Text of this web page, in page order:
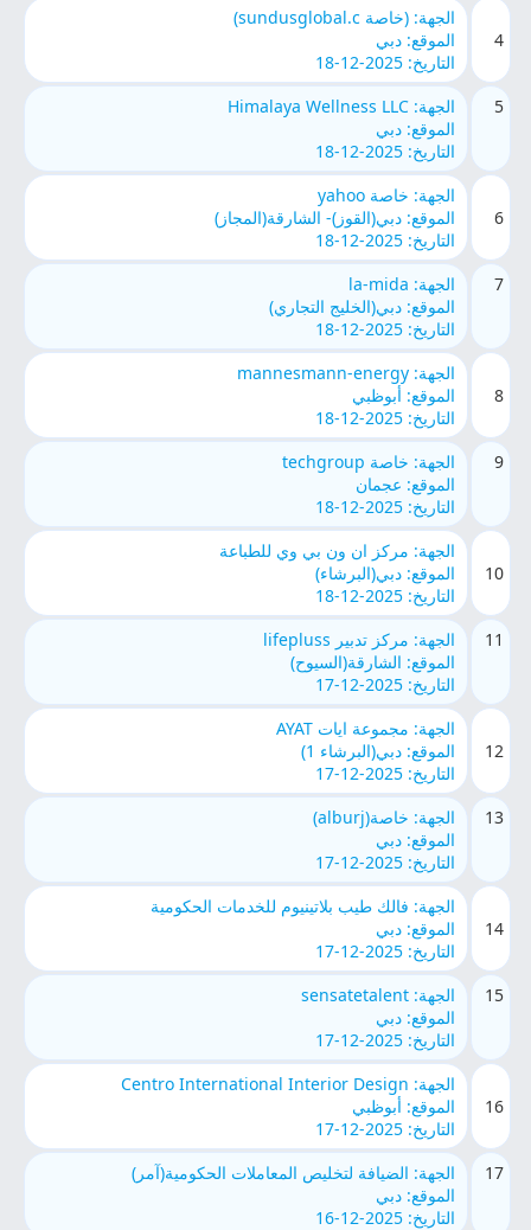
4
الجهة: (خاصة sundusglobal.c)
الموقع: دبي
التاريخ: 2025-12-18
5
الجهة: Himalaya Wellness LLC
الموقع: دبي
التاريخ: 2025-12-18
6
الجهة: خاصة yahoo
الموقع: دبي(القوز)- الشارقة(المجاز)
التاريخ: 2025-12-18
7
الجهة: la-mida
الموقع: دبي(الخليج التجاري)
التاريخ: 2025-12-18
8
الجهة: mannesmann-energy
الموقع: أبوظبي
التاريخ: 2025-12-18
9
الجهة: خاصة techgroup
الموقع: عجمان
التاريخ: 2025-12-18
10
الجهة: مركز ان ون بي وي للطباعة
الموقع: دبي(البرشاء)
التاريخ: 2025-12-18
11
الجهة: مركز تدبير lifepluss
الموقع: الشارقة(السيوح)
التاريخ: 2025-12-17
12
الجهة: مجموعة ايات AYAT
الموقع: دبي(البرشاء 1)
التاريخ: 2025-12-17
13
الجهة: خاصة(alburj)
الموقع: دبي
التاريخ: 2025-12-17
14
الجهة: فالك طيب بلاتينيوم للخدمات الحكومية
الموقع: دبي
التاريخ: 2025-12-17
15
الجهة: sensatetalent
الموقع: دبي
التاريخ: 2025-12-17
16
الجهة: Centro International Interior Design
الموقع: أبوظبي
التاريخ: 2025-12-17
17
الجهة: الضيافة لتخليص المعاملات الحكومية(آمر)
الموقع: دبي
التاريخ: 2025-12-16